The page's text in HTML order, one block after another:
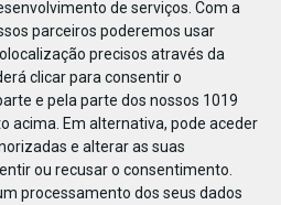
de serviços. Com a
parceiros poderemos usar
precisos através da
clicar para consentir o
e pela parte dos nossos 1019
acima. Em alternativa, pode aceder
e alterar as suas
ou recusar o consentimento.
processamento dos seus dados